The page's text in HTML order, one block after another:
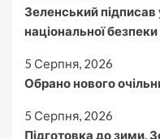
Зеленський підписав
національної
5 Серпня, 2026
Обрано нового
5 Серпня, 2026
Підготовка до зими.